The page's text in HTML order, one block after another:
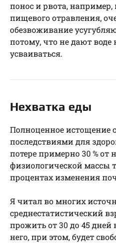
понос и рвота, например,
пищевого отравления,
обезвоживание
потому, что не дают воде
усваиваться.
Нехватка еды
Полноценное истощение
последствиями для
потере примерно 30 % от
физиологической массы
процентах изменения
Я читал во многих
среднестатистический
прожить от 30 до 45 дней
него, при этом, будет